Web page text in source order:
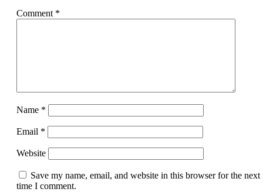
Comment *
Name *
Email *
Website
Save my name, email, and website in this browser for the next
time I comment.